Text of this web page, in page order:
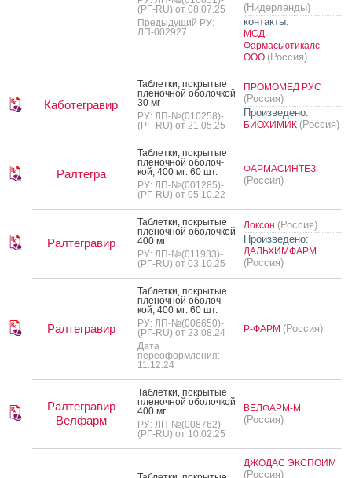
(РГ-RU) от 08.07.25
Предыдущий РУ:
ЛП-002927
(Нидерланды)
контакты:
МСД
Фармасьютикалс
ООО (Россия)
Каботегравир
Таб­летки, пок­ры­тые
пле­ноч­ной обо­лоч­кой
30 мг
РУ: ЛП-№(010258)-
(РГ-RU) от 21.05.25
ПРОМОМЕД РУС
(Россия)
Произведено:
БИОХИМИК (Россия)
Ралтегра
Таб­летки, пок­ры­тые
пле­ноч­ной обо­лоч­
кой, 400 мг: 60 шт.
РУ: ЛП-№(001285)-
(РГ-RU) от 05.10.22
ФАРМАСИНТЕЗ
(Россия)
Ралтегравир
Таб­летки, пок­ры­тые
пле­ноч­ной обо­лоч­кой
400 мг
РУ: ЛП-№(011933)-
(РГ-RU) от 03.10.25
Локсон (Россия)
Произведено:
ДАЛЬХИМФАРМ
(Россия)
Ралтегравир
Таб­летки, пок­ры­тые
пле­ноч­ной обо­лоч­
кой, 400 мг: 60 шт.
РУ: ЛП-№(006650)-
(РГ-RU) от 23.08.24
Дата
переоформления:
11.12.24
Р-ФАРМ (Россия)
Ралтегравир
Велфарм
Таб­летки, пок­ры­тые
пле­ноч­ной обо­лоч­кой
400 мг
РУ: ЛП-№(008762)-
(РГ-RU) от 10.02.25
ВЕЛФАРМ-М
(Россия)
ДЖОДАС ЭКСПОИМ
(Россия)